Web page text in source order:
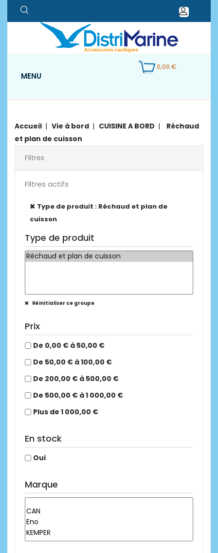
0,00 €
MENU
Accueil Vie à bord CUISINE A BORD
Réchaud
et plan de cuisson
Filtres
Filtres actifs
Type de produit : Réchaud et plan de
cuisson
Type de produit
Réinitialiser ce groupe
Prix
De 0,00 € à 50,00 €
De 50,00 € à 100,00 €
De 200,00 € à 500,00 €
De 500,00 € à 1 000,00 €
Plus de 1 000,00 €
En stock
Oui
Marque